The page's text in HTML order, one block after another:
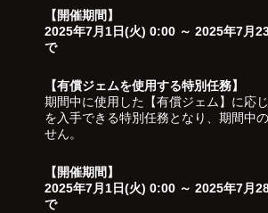
【開催期間】
2025年7月1日(火) 0:00 ～ 2025年7月
で
【有償ジェムを使用する特別任務】
期間中に使用した【有償ジェム】に応
を入手できる特別任務となり、期間中
せん。
【開催期間】
2025年7月1日(火) 0:00 ～ 2025年7月
で